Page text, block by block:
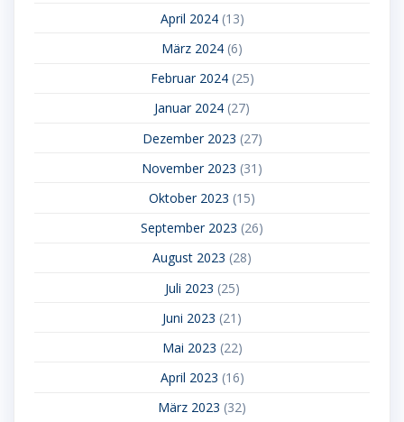
April 2024(13)
März 2024 (6)
Februar 2024(25)
Januar 2024 (27)
Dezember 2023 (27)
November 2023 (31)
Oktober 2023 (15)
September 2023 (26)
August 2023 (28)
Juli 2023 (25)
Juni 2023 (21)
Mai 2023 (22)
April 2023 (16)
März 2023 (32)